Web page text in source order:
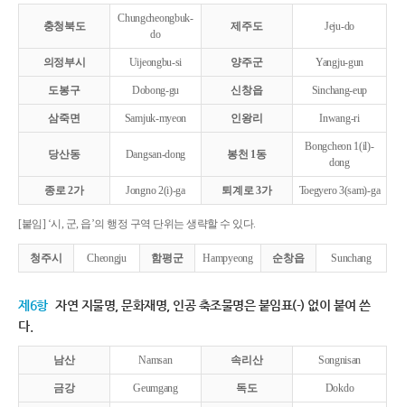
충청북도
Chungcheongbuk-
do
제주도 Jeju-do
의정부시 Uijeongbu-si 양주군 Yangju-gun
도봉구 Dobong-gu 신창읍 Sinchang-eup
삼죽면 Samjuk-myeon 인왕리 Inwang-ri
당산동 Dangsan-dong 봉천 1동
Bongcheon 1(il)-
dong
종로 2가 Jongno 2(i)-ga 퇴계로 3가 Toegyero 3(sam)-ga
[붙임] ‘시, 군, 읍’의 행정 구역 단위는 생략할 수 있다.
청주시 Cheongju 함평군 Hampyeong 순창읍 Sunchang
제6항 자연 지물명, 문화재명, 인공 축조물명은 붙임표(-) 없이 붙여 쓴
다.
남산 Namsan 속리산 Songnisan
금강 Geumgang 독도 Dokdo